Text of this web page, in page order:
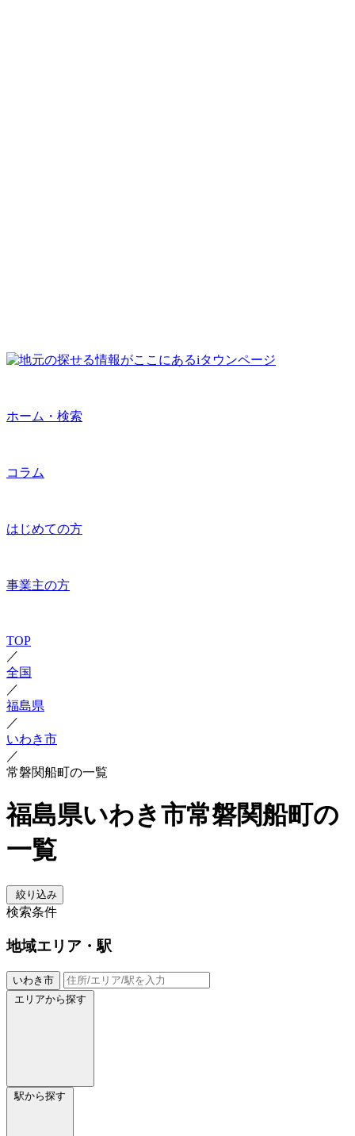
ホーム・検索
コラム
はじめての方
事業主の方
TOP
／
全国
／
福島県
／
いわき市
／
常磐関船町の一覧
福島県いわき市常磐関船町の
一覧
絞り込み
検索条件
地域エリア・駅
いわき市
エリアから探す
駅から探す